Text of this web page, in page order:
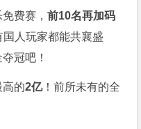
免费赛，前10名再加码
国人玩家都能共襄盛
冠吧！
高的2亿！前所未有的全